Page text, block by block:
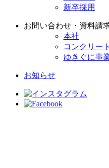
新卒採用
お問い合わせ・資料請
本社
コンクリー
ゆきぐに事
お知らせ